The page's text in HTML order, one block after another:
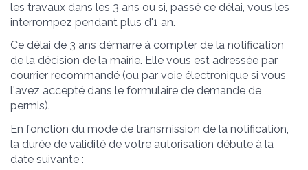
les travaux dans les 3 ans ou si, passé ce délai, vous les
interrompez pendant plus d'1 an.
Ce délai de 3 ans démarre à compter de la notification
de la décision de la mairie. Elle vous est adressée par
courrier recommandé (ou par voie électronique si vous
l'avez accepté dans le formulaire de demande de
permis).
En fonction du mode de transmission de la notification,
la durée de validité de votre autorisation débute à la
date suivante :